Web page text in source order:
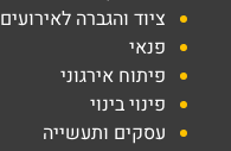
ציוד והגברה לאירועים
פנאי
פיתוח אירגוני
פינוי בינוי
עסקים ותעשייה